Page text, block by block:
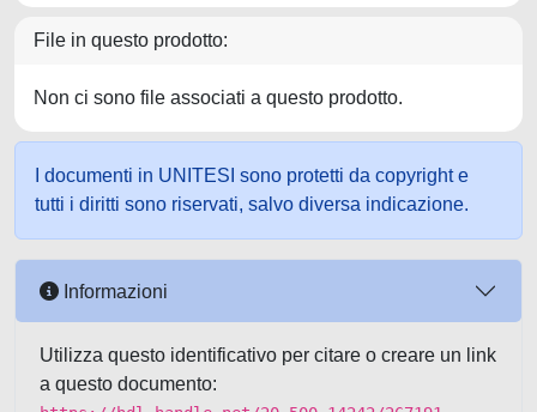
File in questo prodotto:
Non ci sono file associati a questo prodotto.
I documenti in UNITESI sono protetti da copyright e
tutti i diritti sono riservati, salvo diversa indicazione.
Informazioni
Utilizza questo identificativo per citare o creare un link
a questo documento: